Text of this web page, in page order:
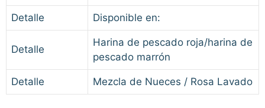
Detalle Disponible en:
Detalle
Harina de pescado roja/harina de
pescado marrón
Detalle Mezcla de Nueces / Rosa Lavado